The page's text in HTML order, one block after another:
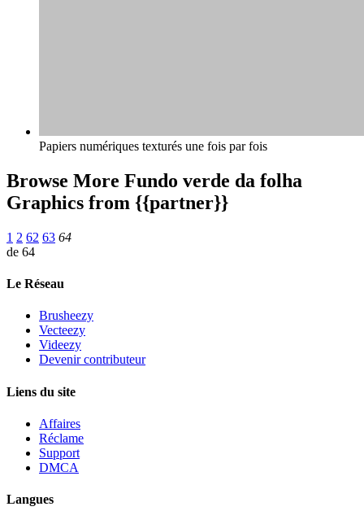
Papiers numériques texturés une fois par fois
Browse More Fundo verde da folha
Graphics from {{partner}}
1 2 62 63 64
de 64
Le Réseau
Brusheezy
Vecteezy
Videezy
Devenir contributeur
Liens du site
Affaires
Réclame
Support
DMCA
Langues